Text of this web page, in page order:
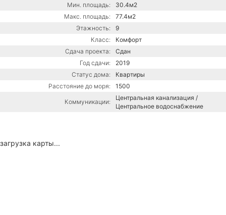
Мин. площадь:
30.4м2
Макс. площадь:
77.4м2
Этажность:
9
Класс:
Комфорт
Сдача проекта:
Сдан
Год сдачи:
2019
Статус дома:
Квартиры
Расстояние до моря:
1500
Коммуникации:
Центральная канализация /
Центральное водоснабжение
загрузка карты...